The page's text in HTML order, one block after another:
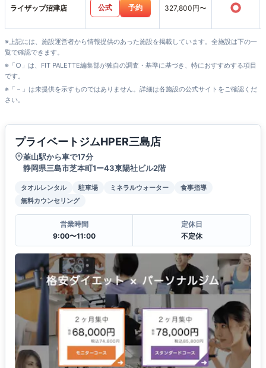
ライザップ沼津店 公式 予約 327,800円〜 ○
※上記には、施設運営者から情報提供のあった施設を掲載しています。全施設は下の一
覧で確認できます。
※「○」は、FIT PALETTE編集部が独自の調査・基準に基づき、特におすすめする項目
です。
※「－」は未提供を示すものではありません。詳細は各施設の公式サイトをご確認くだ
さい。
プライベートジムHPER三島店
韮山駅から車で17分
静岡県三島市芝本町1ー43東陽社ビル2階
タオルレンタル 駐車場 ミネラルウォーター
食事指導
無料カウンセリング
営業時間
9:00〜11:00
定休日
不定休